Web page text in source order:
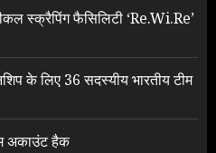
स्क्रैपिंग फैसिलिटी ‘Re.Wi.Re’
के लिए 36 सदस्यीय भारतीय टीम
अकाउंट हैक